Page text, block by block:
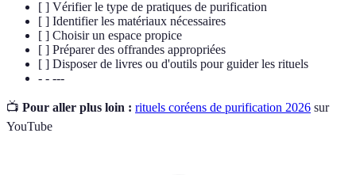
[ ] Vérifier le type de pratiques de purification
[ ] Identifier les matériaux nécessaires
[ ] Choisir un espace propice
[ ] Préparer des offrandes appropriées
[ ] Disposer de livres ou d'outils pour guider les rituels
- - ---
📺 Pour aller plus loin : rituels coréens de purification 2026 sur
YouTube